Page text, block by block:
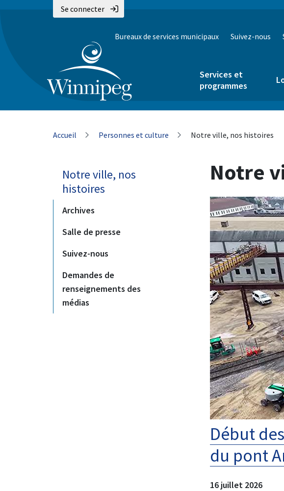
Se connecter
Bureaux de services municipaux Suivez-nous
Services et
programmes
Fil
Accueil Personnes et culture Notre ville, nos histoires
Notre ville, nos
histoires
Archives
Salle de presse
Suivez-nous
Demandes de
renseignements des
médias
Notre
Début
du pont
16 juillet 2026